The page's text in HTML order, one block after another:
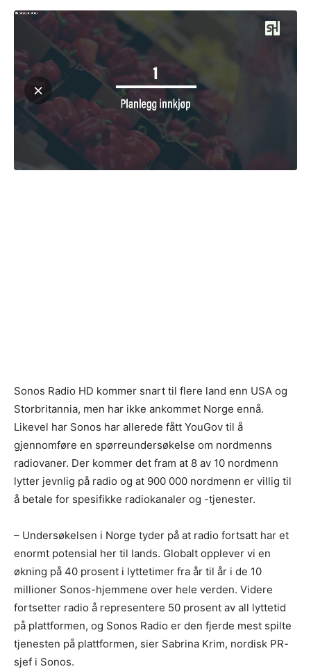
Sonos Radio HD kommer snart til flere land enn USA og
Storbritannia, men har ikke ankommet Norge ennå.
Likevel har Sonos har allerede fått YouGov til å
gjennomføre en spørreundersøkelse om nordmenns
radiovaner. Der kommer det fram at 8 av 10 nordmenn
lytter jevnlig på radio og at 900 000 nordmenn er villig til
å betale for spesifikke radiokanaler og -tjenester.
– Undersøkelsen i Norge tyder på at radio fortsatt har et
enormt potensial her til lands. Globalt opplever vi en
økning på 40 prosent i lyttetimer fra år til år i de 10
millioner Sonos-hjemmene over hele verden. Videre
fortsetter radio å representere 50 prosent av all lyttetid
på plattformen, og Sonos Radio er den fjerde mest spilte
tjenesten på plattformen, sier Sabrina Krim, nordisk PR-
sjef i Sonos.